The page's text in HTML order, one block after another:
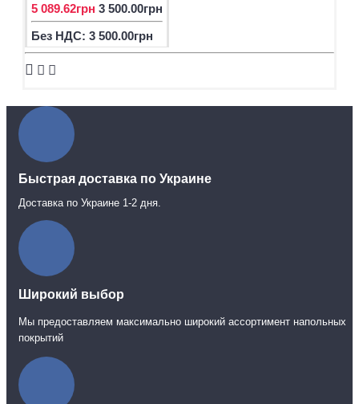
5 089.62грн 3 500.00грн
Без НДС: 3 500.00грн
Быстрая доставка по Украине
Доставка по Украине 1-2 дня.
Широкий выбор
Мы предоставляем максимально широкий ассортимент напольных
покрытий